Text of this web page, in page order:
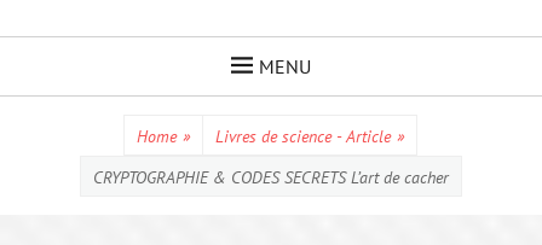
MENU
Home » Livres de science - Article »
CRYPTOGRAPHIE & CODES SECRETS L’art de cacher